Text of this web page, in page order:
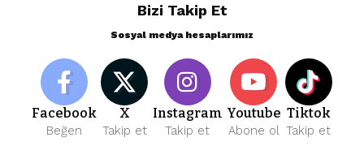
Bizi Takip Et
Sosyal medya hesaplarımız
Facebook
Beğen
X
Takip et
Instagram
Takip et
Youtube
Abone ol
Tiktok
Takip et